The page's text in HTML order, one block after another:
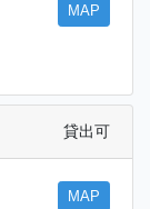
MAP
貸出可
MAP